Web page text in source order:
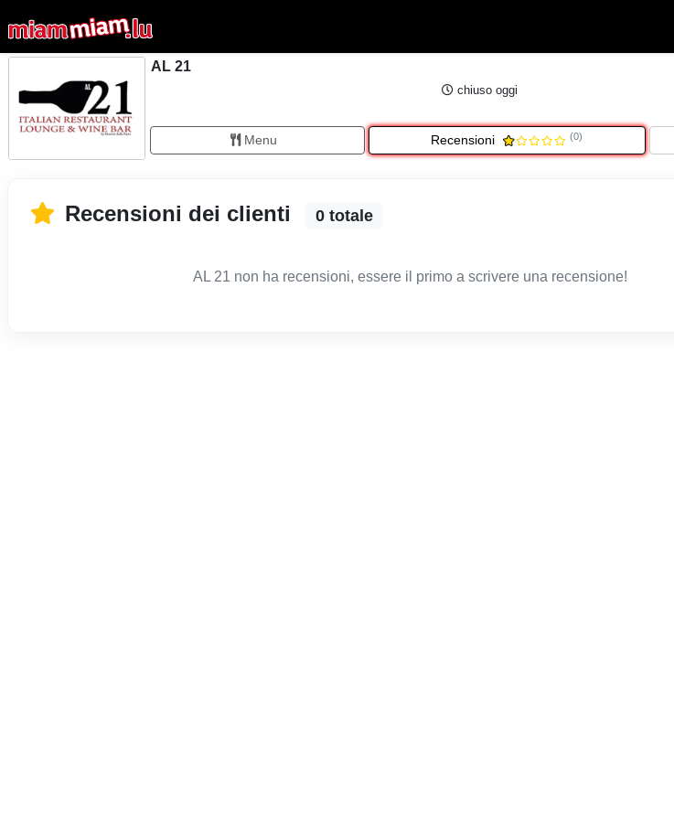
AL 21
chiuso oggi
Menu Recensioni (0)
Recensioni dei clienti 0 totale
AL 21 non ha recensioni, essere il primo a scrivere una recensione!